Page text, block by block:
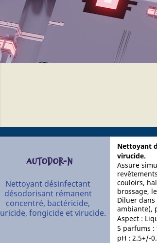
Nettoyant
virucide.
Assure
couloirs,
brossage,
Diluer
ambiante),
Aspect :
5 parfums
pH : 2.5+/-
AUTODOR-N
Nettoyant désinfectant
désodorisant rémanent
concentré, bactéricide,
fongicide et virucide.